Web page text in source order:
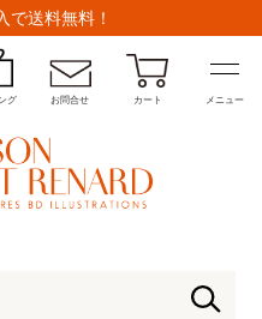
で送料無料！
グ お問合せ カート メニュー